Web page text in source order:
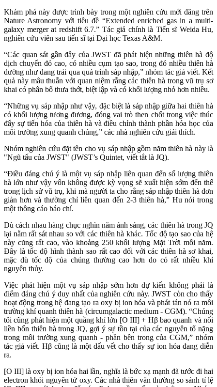
Khám phá này được trình bày trong một nghiên cứu mới đăng trên
Nature Astronomy với tiêu đề “Extended enriched gas in a multi-
galaxy merger at redshift 6.7.” Tác giả chính là Tiến sĩ Weida Hu,
nghiên cứu viên sau tiến sĩ tại Đại học Texas A&M.
“Các quan sát gần đây của JWST đã phát hiện những thiên hà độ
dịch chuyển đỏ cao, có nhiều cụm tạo sao, trong đó nhiều thiên hà
dường như đang trải qua quá trình sáp nhập,” nhóm tác giả viết. Kết
quả này mâu thuẫn với quan niệm rằng các thiên hà trong vũ trụ sơ
khai có phân bố thưa thớt, biệt lập và có khối lượng nhỏ hơn nhiều.
“Những vụ sáp nhập như vậy, đặc biệt là sáp nhập giữa hai thiên hà
có khối lượng tương đương, đóng vai trò then chốt trong việc thúc
đẩy sự tiến hóa của thiên hà và điều chỉnh thành phần hóa học của
môi trường xung quanh chúng,” các nhà nghiên cứu giải thích.
Nhóm nghiên cứu đặt tên cho vụ sáp nhập gồm năm thiên hà này là
"Ngũ tấu của JWST" (JWST’s Quintet, viết tắt là JQ).
“Điều đáng chú ý là một vụ sáp nhập liên quan đến số lượng thiên
hà lớn như vậy vốn không được kỳ vọng sẽ xuất hiện sớm đến thế
trong lịch sử vũ trụ, khi mà người ta cho rằng sáp nhập thiên hà đơn
giản hơn và thường chỉ liên quan đến 2-3 thiên hà,” Hu nói trong
một thông cáo báo chí.
Dù cách nhau hàng chục nghìn năm ánh sáng, các thiên hà trong JQ
lại nằm rất sát nhau so với các thiên hà khác. Tốc độ tạo sao của hệ
này cũng rất cao, vào khoảng 250 khối lượng Mặt Trời mỗi năm.
Đây là tốc độ hình thành sao rất cao đối với các thiên hà sơ khai,
mặc dù tốc độ của chúng thường cao hơn do có rất nhiều khí
nguyên thủy.
Việc phát hiện một vụ sáp nhập sớm hơn dự kiến không phải là
điểm đáng chú ý duy nhất của nghiên cứu này. JWST còn cho thấy
hoạt động trong hệ đang tạo ra oxy bị ion hóa và phát tán nó ra môi
trường khí quanh thiên hà (circumgalactic medium - CGM). “Chúng
tôi cũng phát hiện một quầng khí lớn [O III] + Hβ bao quanh và nối
liền bốn thiên hà trong JQ, gợi ý sự tồn tại của các nguyên tố nặng
trong môi trường xung quanh - phần bên trong của CGM,” nhóm
tác giả viết. Hβ cũng là một dấu vết cho thấy sự ion hóa đang diễn
ra.
[O III] là oxy bị ion hóa hai lần, nghĩa là bức xạ mạnh đã tước đi hai
electron khỏi nguyên tử oxy. Các nhà thiên văn thường so sánh tỉ lệ